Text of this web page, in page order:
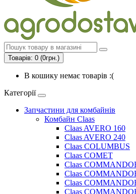
Товарів: 0 (0грн.)
В кошику немає товарів :(
Категорії
Запчастини для комбайнів
Комбайн Claas
Claas AVERO 160
Claas AVERO 240
Claas COLUMBUS
Claas COMET
Claas
Claas
Claas
Claas